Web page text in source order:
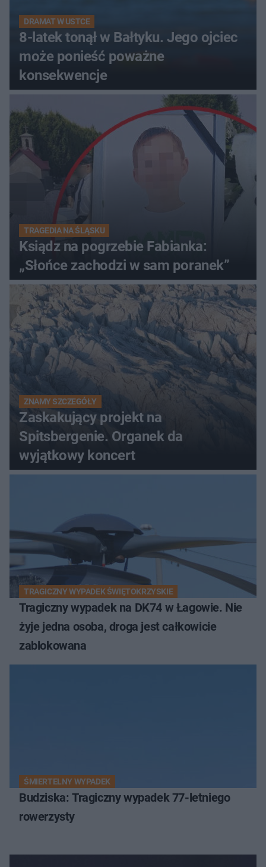
DRAMAT W USTCE
8-latek tonął w Bałtyku. Jego ojciec
może ponieść poważne
konsekwencje
TRAGEDIA NA ŚLĄSKU
Ksiądz na pogrzebie Fabianka:
„Słońce zachodzi w sam poranek”
ZNAMY SZCZEGÓŁY
Zaskakujący projekt na
Spitsbergenie. Organek da
wyjątkowy koncert
TRAGICZNY WYPADEK ŚWIĘTOKRZYSKIE
Tragiczny wypadek na DK74 w Łagowie. Nie
żyje jedna osoba, droga jest całkowicie
zablokowana
ŚMIERTELNY WYPADEK
Budziska: Tragiczny wypadek 77-letniego
rowerzysty